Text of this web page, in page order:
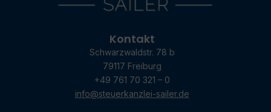
Kontakt
Schwarzwaldstr. 78 b
79117 Freiburg
+49 761 70 321 – 0
info@steuerkanzlei-sailer.de